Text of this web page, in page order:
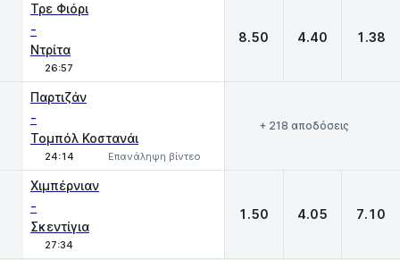
Τρε Φιόρι
-
Ντρίτα
26:57
8.50 4.40 1.38
Παρτιζάν
-
Τομπόλ Κοστανάι
24:14 Επανάληψη βίντεο
+ 218 αποδόσεις
Χιμπέρνιαν
-
Σκεντίγια
27:34
1.50 4.05 7.10